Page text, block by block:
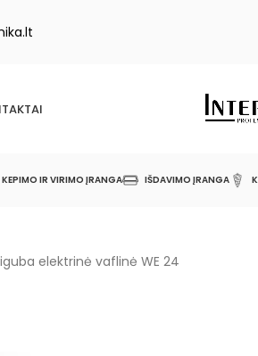
KEPIMO IR VIRIMO ĮRANGA IŠDAVIMO ĮRANGA
elektrinė vaflinė WE 24